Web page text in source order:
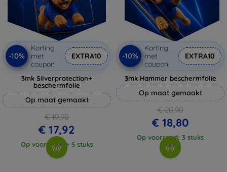
-10%
Korting
met
coupon
EXTRA10
3mk Silverprotection+
beschermfolie
Op maat gemaakt
€ 19,90
€ 17,92
Op voorraad: > 5 stuks
-10%
Korting
met
coupon
EXTRA10
3mk Hammer beschermfolie
Op maat gemaakt
€ 20,90
€ 18,80
Op voorraad: 3 stuks